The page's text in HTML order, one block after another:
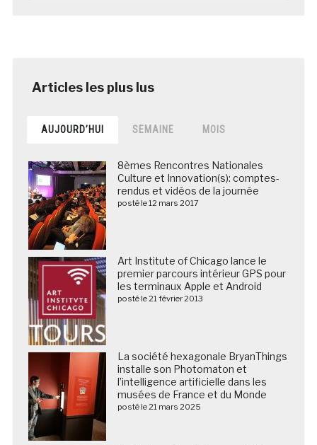
AUJOURD’HUI SEMAINE MOIS
8èmes Rencontres Nationales
Culture et Innovation(s): comptes-
rendus et vidéos de la journée
posté le 12 mars 2017
Art Institute of Chicago lance le
premier parcours intérieur GPS pour
les terminaux Apple et Android
posté le 21 février 2013
La société hexagonale BryanThings
installe son Photomaton et
l’intelligence artificielle dans les
musées de France et du Monde
posté le 21 mars 2025